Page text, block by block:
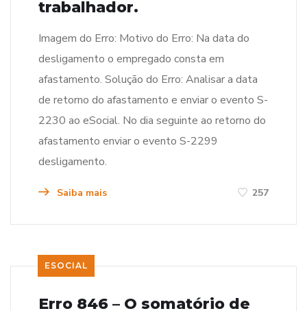
trabalhador.
Imagem do Erro: Motivo do Erro: Na data do
desligamento o empregado consta em
afastamento. Solução do Erro: Analisar a data
de retorno do afastamento e enviar o evento S-
2230 ao eSocial. No dia seguinte ao retorno do
afastamento enviar o evento S-2299
desligamento.
Saiba mais 257
ESOCIAL
Erro 846 – O somatório de